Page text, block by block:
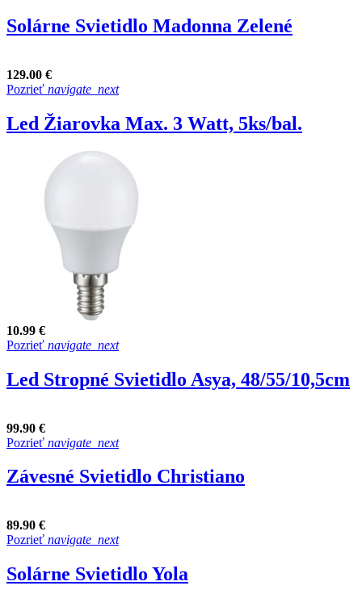
Solárne Svietidlo Madonna Zelené
129.00 €
Pozrieť navigate_next
Led Žiarovka Max. 3 Watt, 5ks/bal.
10.99 €
Pozrieť navigate_next
Led Stropné Svietidlo Asya, 48/55/10,5cm
99.90 €
Pozrieť navigate_next
Závesné Svietidlo Christiano
89.90 €
Pozrieť navigate_next
Solárne Svietidlo Yola